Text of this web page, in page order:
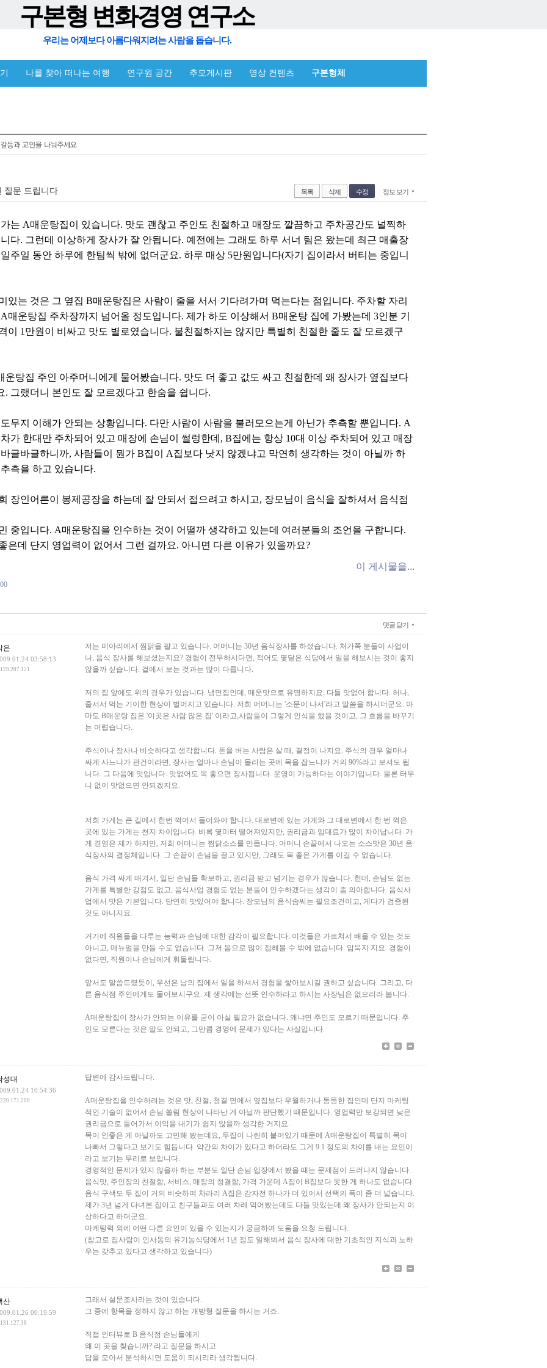
구본형 변화경영 연구소
우리는 어제보다 아름다워지려는 사람을 돕습니다.
나를 찾아 떠나는 여행 연구원 공간 추모게시판 영상 컨텐츠 구본형체
질문 드립니다 목록 삭제 수정 정보 보기
는 A매운탕집이 있습니다. 맛도 괜찮고 주인도 친절하고 매장도 깔끔하고 주차공간도 널찍하
다. 그런데 이상하게 장사가 잘 안됩니다. 예전에는 그래도 하루 서너 팀은 왔는데 최근 매출장
주일 동안 하루에 한팀씩 밖에 없더군요. 하루 매상 5만원입니다(자기 집이라서 버티는 중입니
있는 것은 그 옆집 B매운탕집은 사람이 줄을 서서 기다려가며 먹는다는 점입니다. 주차할 자리
매운탕집 주차장까지 넘어올 정도입니다. 제가 하도 이상해서 B매운탕 집에 가봤는데 3인분 기
이 1만원이 비싸고 맛도 별로였습니다. 불친절하지는 않지만 특별히 친절한 줄도 잘 모르겠구
운탕집 주인 아주머니에게 물어봤습니다. 맛도 더 좋고 값도 싸고 친절한데 왜 장사가 옆집보다
. 그랬더니 본인도 잘 모르겠다고 한숨을 쉽니다.
무지 이해가 안되는 상황입니다. 다만 사람이 사람을 불러모으는게 아닌가 추측할 뿐입니다. A
가 한대만 주차되어 있고 매장에 손님이 썰렁한데, B집에는 항상 10대 이상 주차되어 있고 매장
글바글하니까, 사람들이 뭔가 B집이 A집보다 낫지 않겠냐고 막연히 생각하는 것이 아닐까 하
측을 하고 있습니다.
장인어른이 봉제공장을 하는데 잘 안되서 접으려고 하시고, 장모님이 음식을 잘하셔서 음식점
중입니다. A매운탕집을 인수하는 것이 어떨까 생각하고 있는데 여러분들의 조언을 구합니다.
은데 단지 영업력이 없어서 그런 걸까요. 아니면 다른 이유가 있을까요?
이 게시물을...
댓글 닫기
은
03:58:13
저는 미아리에서 찜닭을 팔고 있습니다. 어머니는 30년 음식장사를 하셨습니다. 처가쪽 분들이 사업이
나, 음식 장사를 해보셨는지요? 경험이 전무하시다면, 적어도 몇달은 식당에서 일을 해보시는 것이 좋지
않을까 싶습니다. 겉에서 보는 것과는 많이 다릅니다.
저의 집 앞에도 위의 경우가 있습니다. 냉면집인데, 매운맛으로 유명하지요. 다들 맛없어 합니다. 허나,
줄서서 먹는 기이한 현상이 벌어지고 있습니다. 저희 어머니는 '소문이 나서'라고 말씀을 하시더군요. 아
마도 B매운탕 집은 '이곳은 사람 많은 집' 이라고,사람들이 그렇게 인식을 했을 것이고, 그 흐름을 바꾸기
는 어렵습니다.
주식이나 장사나 비슷하다고 생각합니다. 돈을 버는 사람은 살 때, 결정이 나지요. 주식의 경우 얼마나
싸게 사느냐가 관건이라면, 장사는 얼마나 손님이 몰리는 곳에 목을 잡느냐가 거의 90%라고 보셔도 됩
니다. 그 다음에 맛입니다. 맛없어도 목 좋으면 장사됩니다. 운영이 가능하다는 이야기입니다. 물론 터무
니 없이 맛없으면 안되겠지요.
저희 가게는 큰 길에서 한번 꺽어서 들어와야 합니다. 대로변에 있는 가게와 그 대로변에서 한 번 꺽은
곳에 있는 가게는 천지 차이입니다. 비록 몇미터 떨어져있지만, 권리금과 임대료가 많이 차이납니다. 가
게 경영은 제가 하지만, 저희 어머니는 찜닭소스를 만듭니다. 어머니 손끝에서 나오는 소스맛은 30년 음
식장사의 결정체입니다. 그 손끝이 손님을 끌고 있지만, 그래도 목 좋은 가게를 이길 수 없습니다.
음식 가격 싸게 매겨서, 일단 손님들 확보하고, 권리금 받고 넘기는 경우가 많습니다. 헌데, 손님도 없는
가게를 특별한 강점도 없고, 음식사업 경험도 없는 분들이 인수하겠다는 생각이 좀 의아합니다. 음식사
업에서 맛은 기본입니다. 당연히 맛있어야 합니다. 장모님의 음식솜씨는 필요조건이고, 게다가 검증된
것도 아니지요.
거기에 직원들을 다루는 능력과 손님에 대한 감각이 필요합니다. 이것들은 가르쳐서 배울 수 있는 것도
아니고, 매뉴얼을 만들 수도 없습니다. 그저 몸으로 많이 접해볼 수 밖에 없습니다. 암묵지 지요. 경험이
없다면, 직원이나 손님에게 휘둘립니다.
앞서도 말씀드렸듯이, 우선은 남의 집에서 일을 하셔서 경험을 쌓아보시길 권하고 싶습니다. 그리고, 다
른 음식점 주인에게도 물어보시구요. 제 생각에는 선뜻 인수하라고 하시는 사장님은 없으리라 봅니다.
A매운탕집이 장사가 안되는 이유를 굳이 아실 필요가 없습니다. 왜냐면 주인도 모르기 때문입니다. 주
인도 모른다는 것은 말도 안되고, 그만큼 경영에 문제가 있다는 사실입니다.
성대
10:54:36
답변에 감사드립니다.
A매운탕집을 인수하려는 것은 맛, 친절, 청결 면에서 옆집보다 우월하거나 동등한 집인데 단지 마케팅
적인 기술이 없어서 손님 쏠림 현상이 나타난 게 아닐까 판단했기 때문입니다. 영업력만 보강되면 낮은
권리금으로 들어가서 이익을 내기가 쉽지 않을까 생각한 거지요.
목이 안좋은 게 아닐까도 고민해 봤는데요, 두집이 나란히 붙어있기 때문에 A매운탕집이 특별히 목이
나빠서 그렇다고 보기도 힘듭니다. 약간의 차이가 있다고 하더라도 그게 9:1 정도의 차이를 내는 요인이
라고 보기는 무리로 보입니다.
경영적인 문제가 있지 않을까 하는 부분도 일단 손님 입장에서 봤을 때는 문제점이 드러나지 않습니다.
음식맛, 주인장의 친절함, 서비스, 매장의 청결함, 가격 가운데 A집이 B집보다 못한 게 하나도 없습니다.
음식 구색도 두 집이 거의 비슷하며 차라리 A집은 감자전 하나가 더 있어서 선택의 폭이 좀 더 넓습니다.
제가 3년 넘게 다녀본 집이고 친구들과도 여러 차례 먹어봤는데도 다들 맛있는데 왜 장사가 안되는지 이
상하다고 하더군요.
마케팅력 외에 어떤 다른 요인이 있을 수 있는지가 궁금하여 도움을 요청 드립니다.
(참고로 집사람이 인사동의 유기농식당에서 1년 정도 일해봐서 음식 장사에 대한 기초적인 지식과 노하
우는 갖추고 있다고 생각하고 있습니다)
산
00:19:59
그래서 설문조사라는 것이 있습니다.
그 중에 항목을 정하지 않고 하는 개방형 질문을 하시는 거죠.
직접 인터뷰로 B 음식점 손님들에게
왜 이 곳을 찾습니까? 라고 질문을 하시고
답을 모아서 분석하시면 도움이 되시리라 생각됩니다.